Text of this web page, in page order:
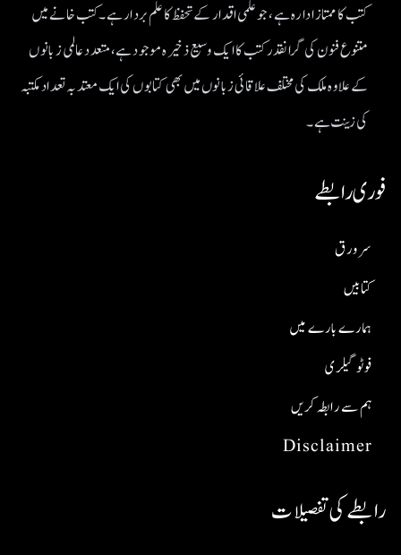
کتب کا ممتاز ادارہ ہے، جو علمی اقدار کے تحفظ کا علم بردار ہے۔کتب خانے میں
متنوع فنون کی گرانقدر کتب کا ایک وسیع ذخیرہ موجود ہے، متعدد عالمی زبانوں
کے علاوہ ملک کی مختلف علاقائی زبانوں میں بھی کتابوں کی ایک معتد بہ تعداد مکتبہ
کی زینت ہے۔
فوری رابطے
Disclaimer
ہم سے رابطہ کریں
فوٹو گیلری
ہمارے بارے میں
کتابیں
سر ورق
رابطے کی تفصیلات